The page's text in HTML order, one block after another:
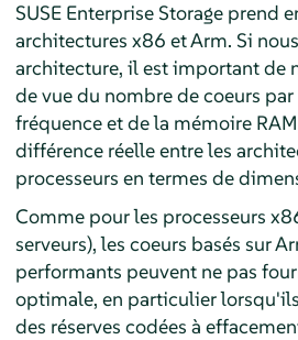
SUSE Enterprise Storage prend
architectures x86 et Arm. Si
architecture, il est important de
de vue du nombre de coeurs par
fréquence et de la mémoire
différence réelle entre les
processeurs en termes de
Comme pour les processeurs
serveurs), les coeurs basés sur
performants peuvent ne pas
optimale, en particulier
des réserves codées à